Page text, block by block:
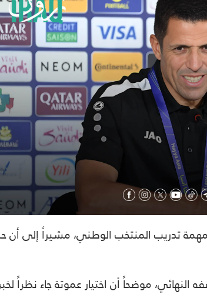
مهمة تدريب المنتخب الوطني، مشيراً إلى
موضحاً أن اختيار عموتة جاء نظراً